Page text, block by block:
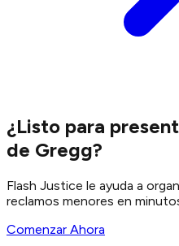
¿Listo para
de Gregg?
Flash Justice le ayuda a
reclamos menores en
Comenzar Ahora